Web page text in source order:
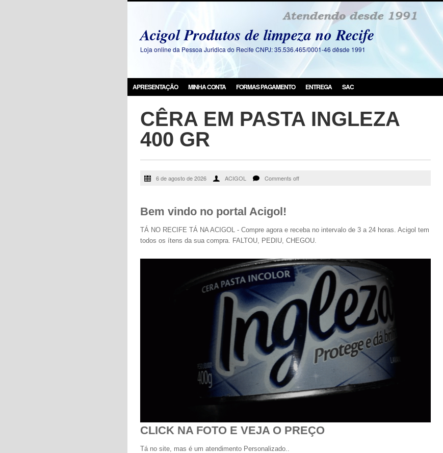
Acigol Produtos de limpeza no Recife
Loja online da Pessoa Juridica do Recife CNPJ: 35.536.465/0001-46 dêsde 1991
APRESENTAÇÃO MINHA CONTA FORMAS PAGAMENTO ENTREGA SAC
CÊRA EM PASTA INGLEZA
400 GR
6 de agosto de 2026 ACIGOL Comments off
Bem vindo no portal Acigol!
TÁ NO RECIFE TÁ NA ACIGOL - Compre agora e receba no intervalo de 3 a 24 horas. Acigol tem
todos os ítens da sua compra. FALTOU, PEDIU, CHEGOU.
CLICK NA FOTO E VEJA O PREÇO
Tá no site, mas é um atendimento Personalizado..